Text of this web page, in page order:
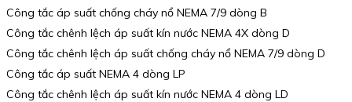
Công tắc áp suất chống cháy nổ NEMA 7/9 dòng B
Công tắc chênh lệch áp suất kín nước NEMA 4X dòng D
Công tắc chênh lệch áp suất chống cháy nổ NEMA 7/9 dòng D
Công tắc áp suất NEMA 4 dòng LP
Công tắc chênh lệch áp suất kín nước NEMA 4 dòng LD